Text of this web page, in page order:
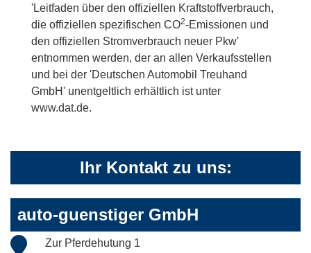
'Leitfaden über den offiziellen Kraftstoffverbrauch,
die offiziellen spezifischen CO2-Emissionen und
den offiziellen Stromverbrauch neuer Pkw'
entnommen werden, der an allen Verkaufsstellen
und bei der 'Deutschen Automobil Treuhand
GmbH' unentgeltlich erhältlich ist unter
www.dat.de.
Ihr Kontakt zu uns:
auto-guenstiger GmbH
Zur Pferdehutung 1